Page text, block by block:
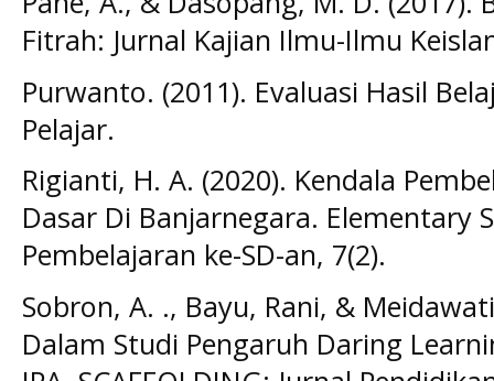
Fitrah: Jurnal Kajian Ilmu-Ilmu
Purwanto. (2011). Evaluasi Hasil
Pelajar.
Rigianti, H. A. (2020). Kendala
Dasar Di Banjarnegara. Elementary
Pembelajaran ke-SD-an, 7(2).
Sobron, A. ., Bayu, Rani, &
Dalam Studi Pengaruh Daring